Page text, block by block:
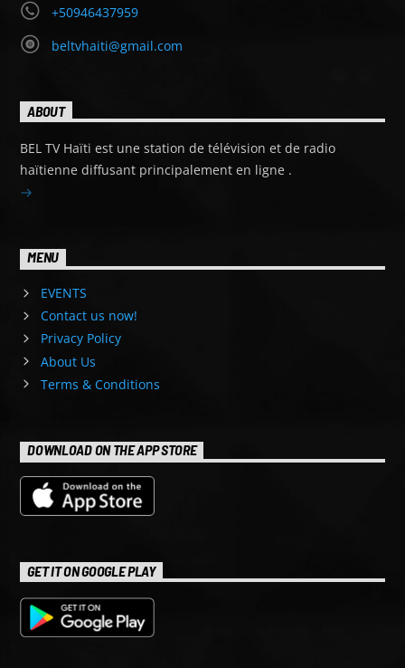
+50946437959
beltvhaiti@gmail.com
ABOUT
BEL TV Haïti est une station de télévision et de radio
haïtienne diffusant principalement en ligne .
MENU
EVENTS
Contact us now!
Privacy Policy
About Us
Terms & Conditions
DOWNLOAD ON THE APP STORE
GET IT ON GOOGLE PLAY